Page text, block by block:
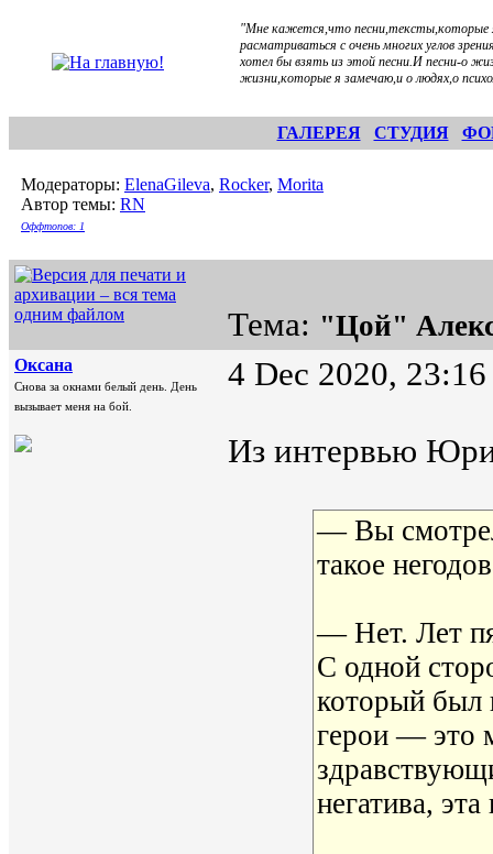
"Мне кажется,что песни,тексты,которые
расматриваться с очень многих углов
хотел бы взять из этой песни.И песни-о
жизни,которые я замечаю,и о людях,о
ГАЛЕРЕЯ СТУДИЯ
Модераторы: ElenaGileva, Rocker, Morita
Автор темы: RN
Оффтопов: 1
Тема: "Цой"
Oксана
Снова за окнами белый день. День
вызывает меня на бой.
4 Dec 2020, 23:16
Из интервью
— Вы
такое
— Нет. Лет
С одной
который был
герои — это
негатива,